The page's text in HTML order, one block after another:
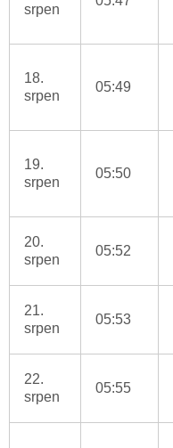
srpen
18.
srpen
05:49
19.
srpen
05:50
20.
srpen
05:52
21.
srpen
05:53
22.
srpen
05:55